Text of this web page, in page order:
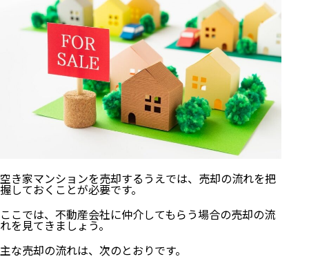
空き家マンションを売却するうえでは、売却の流れを把
握しておくことが必要です。
ここでは、不動産会社に仲介してもらう場合の売却の流
れを見てきましょう。
主な売却の流れは、次のとおりです。